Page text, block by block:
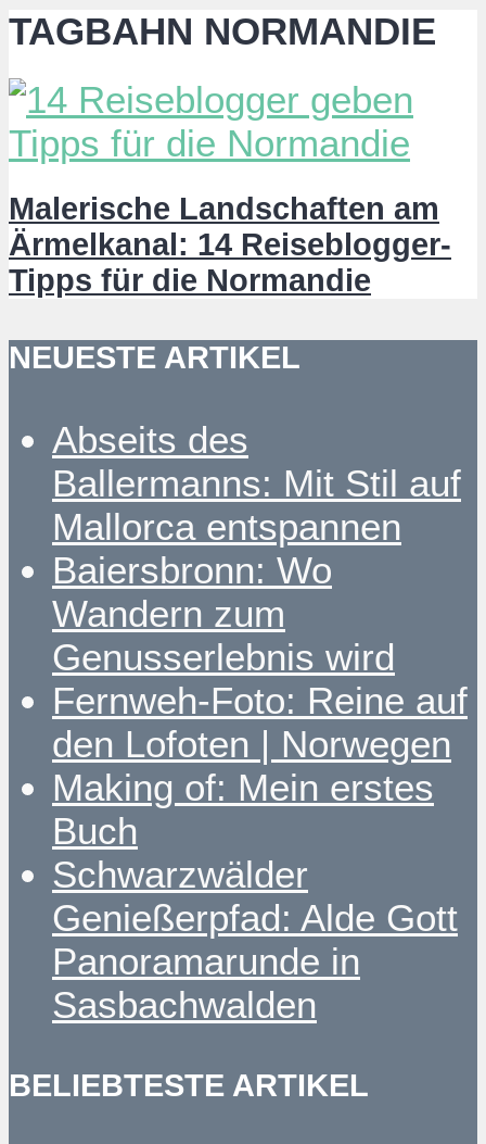
TAGBAHN NORMANDIE
Malerische Landschaften am
Ärmelkanal: 14 Reiseblogger-
Tipps für die Normandie
NEUESTE ARTIKEL
Abseits des
Ballermanns: Mit Stil auf
Mallorca entspannen
Baiersbronn: Wo
Wandern zum
Genusserlebnis wird
Fernweh-Foto: Reine auf
den Lofoten | Norwegen
Making of: Mein erstes
Buch
Schwarzwälder
Genießerpfad: Alde Gott
Panoramarunde in
Sasbachwalden
BELIEBTESTE ARTIKEL